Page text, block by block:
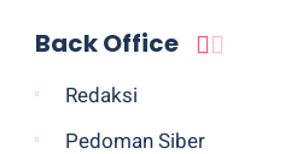
Back Office
Redaksi
Pedoman Siber